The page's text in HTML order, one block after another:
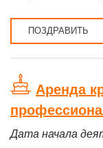
ПОЗДРАВИТЬ
Аренда
Дата начала